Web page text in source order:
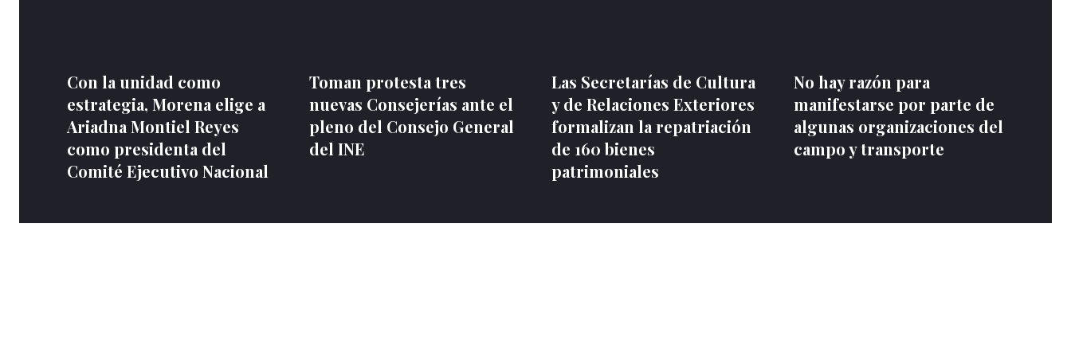
Con la unidad como
estrategia, Morena elige a
Ariadna Montiel Reyes
como presidenta del
Comité Ejecutivo Nacional
Toman protesta tres
nuevas Consejerías ante el
pleno del Consejo General
del INE
Las Secretarías de Cultura
y de Relaciones Exteriores
formalizan la repatriación
de 160 bienes
patrimoniales
No hay razón para
manifestarse por parte de
algunas organizaciones del
campo y transporte